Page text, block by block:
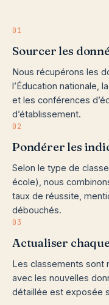
01
Sourcer les
Nous récupérons les
l’Éducation nationale,
et les conférences
d’établissement.
02
Pondérer les
Selon le type de
école), nous
taux de réussite,
débouchés.
03
Actualiser
Les classements sont
avec les nouvelles
détaillée est exposée